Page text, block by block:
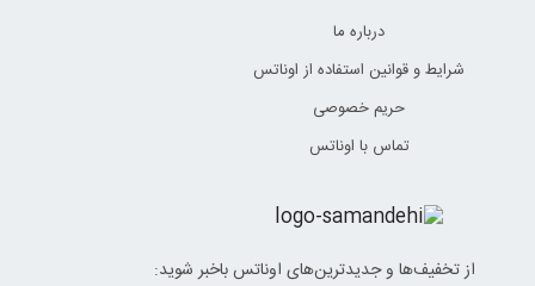
درباره ما
شرایط و قوانین استفاده از اوناتس
حریم خصوصی
تماس با اوناتس
از تخفیف‌ها و جدیدترین‌های اوناتس باخبر شوید: